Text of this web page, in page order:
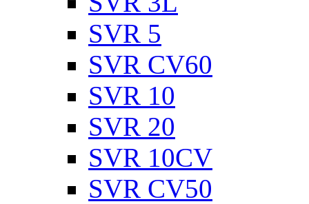
SVR 5
SVR CV60
SVR 10
SVR 20
SVR 10CV
SVR CV50